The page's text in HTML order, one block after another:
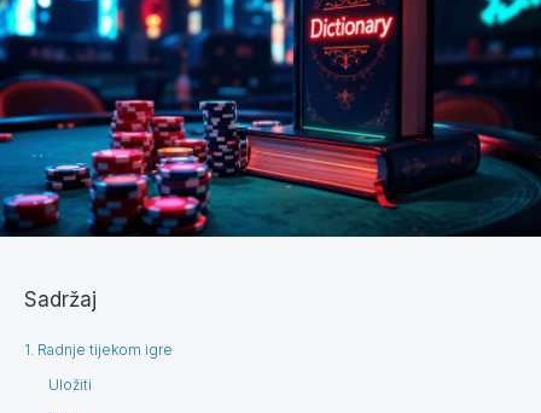
Sadržaj
1. Radnje tijekom igre
Uložiti